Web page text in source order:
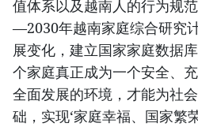
值体系以及越南人的行为规
—2030年越南家庭综合研究
展变化，建立国家家庭数据
个家庭真正成为一个安全、
全面发展的环境，才能为社
础，实现‘家庭幸福、国家繁